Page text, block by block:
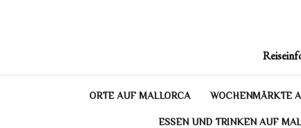
ORTE AUF MALLORCA WOCHENMÄRKTE
ESSEN UND TRINKEN AUF